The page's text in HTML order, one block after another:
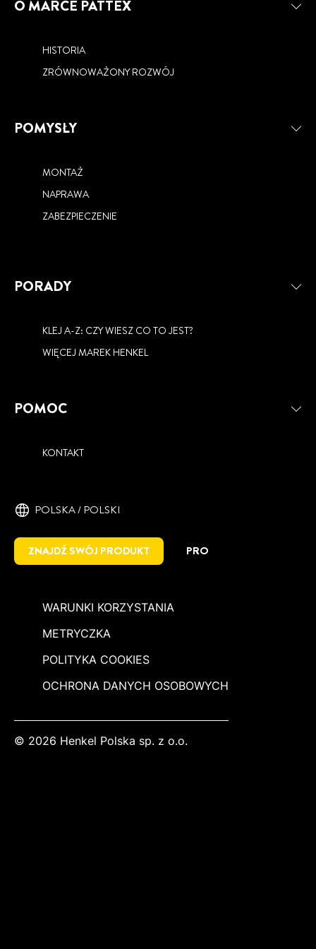
O MARCE PATTEX
HISTORIA
ZRÓWNOWAŻONY ROZWÓJ
POMYSŁY
MONTAŻ
NAPRAWA
ZABEZPIECZENIE
PORADY
KLEJ A-Z: CZY WIESZ CO TO JEST?
WIĘCEJ MAREK HENKEL
POMOC
KONTAKT
POLSKA / POLSKI
ZNAJDŹ SWÓJ PRODUKT PRO
WARUNKI KORZYSTANIA
METRYCZKA
POLITYKA COOKIES
OCHRONA DANYCH OSOBOWYCH
© 2026 Henkel Polska sp. z o.o.